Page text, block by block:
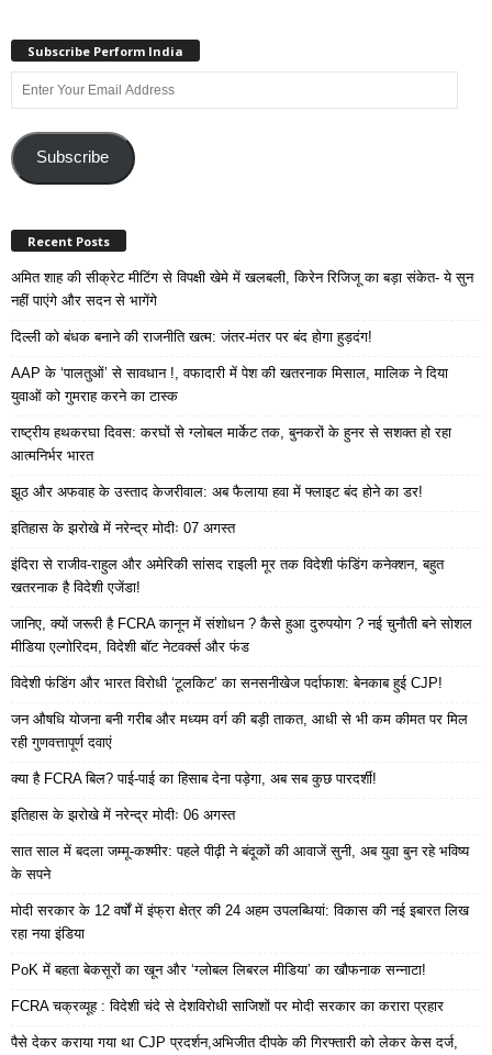
Subscribe Perform India
Enter
Your
AddressSubscribe
Recent Posts
अमित शाह की सीक्रेट मीटिंग से विपक्षी खेमे में खलबली, किरेन रिजिजू का बड़ा संकेत- ये सुन
नहीं पाएंगे और सदन से भागेंगे
दिल्ली को बंधक बनाने की राजनीति खत्म: जंतर-मंतर पर बंद होगा हुड़दंग!
AAP के ‘पालतुओं’ से सावधान !, वफादारी में पेश की खतरनाक मिसाल, मालिक ने दिया
युवाओं को गुमराह करने का टास्क
राष्ट्रीय हथकरघा दिवस: करघों से ग्लोबल मार्केट तक, बुनकरों के हुनर से सशक्त हो रहा
आत्मनिर्भर भारत
झूठ और अफवाह के उस्ताद केजरीवाल: अब फैलाया हवा में फ्लाइट बंद होने का डर!
इतिहास के झरोखे में नरेन्द्र मोदीः 07 अगस्त
इंदिरा से राजीव-राहुल और अमेरिकी सांसद राइली मूर तक विदेशी फंडिंग कनेक्शन, बहुत
खतरनाक है विदेशी एजेंडा!
जानिए, क्यों जरूरी है FCRA कानून में संशोधन ? कैसे हुआ दुरुपयोग ? नई चुनौती बने सोशल
मीडिया एल्गोरिदम, विदेशी बॉट नेटवर्क्स और फंड
विदेशी फंडिंग और भारत विरोधी ‘टूलकिट’ का सनसनीखेज पर्दाफाश: बेनकाब हुई CJP!
जन औषधि योजना बनी गरीब और मध्यम वर्ग की बड़ी ताकत, आधी से भी कम कीमत पर मिल
रही गुणवत्तापूर्ण दवाएं
क्या है FCRA बिल? पाई-पाई का हिसाब देना पड़ेगा, अब सब कुछ पारदर्शी!
इतिहास के झरोखे में नरेन्द्र मोदीः 06 अगस्त
सात साल में बदला जम्मू-कश्मीर: पहले पीढ़ी ने बंदूकों की आवाजें सुनी, अब युवा बुन रहे भविष्य
के सपने
मोदी सरकार के 12 वर्षों में इंफ्रा क्षेत्र की 24 अहम उपलब्धियां: विकास की नई इबारत लिख
रहा नया इंडिया
PoK में बहता बेकसूरों का खून और ‘ग्लोबल लिबरल मीडिया’ का खौफनाक सन्नाटा!
FCRA चक्रव्यूह : विदेशी चंदे से देशविरोधी साजिशों पर मोदी सरकार का करारा प्रहार
पैसे देकर कराया गया था CJP प्रदर्शन,अभिजीत दीपके की गिरफ्तारी को लेकर केस दर्ज,